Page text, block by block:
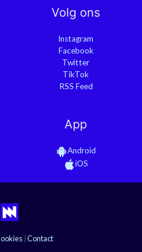
Volg ons
Instagram
Facebook
Twitter
TikTok
RSS Feed
App
Android
iOS
|Contact